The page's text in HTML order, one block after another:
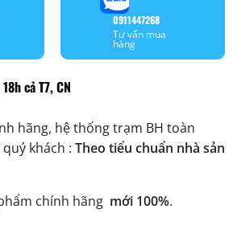
0911447268
Tư vấn mua
hàng
cả T7, CN
hãng, hệ thống trạm BH toàn
khách : Theo tiểu chuẩn nhà sản
chính hãng mới 100%.